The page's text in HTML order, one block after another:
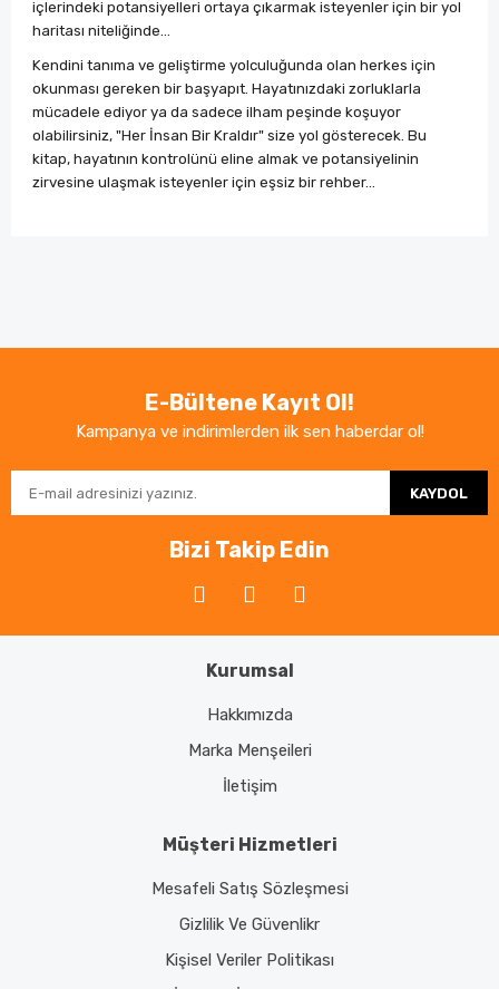
içlerindeki potansiyelleri ortaya çıkarmak isteyenler için bir yol
haritası niteliğinde…
Kendini tanıma ve geliştirme yolculuğunda olan herkes için
okunması gereken bir başyapıt. Hayatınızdaki zorluklarla
mücadele ediyor ya da sadece ilham peşinde koşuyor
olabilirsiniz, "Her İnsan Bir Kraldır" size yol gösterecek. Bu
kitap, hayatının kontrolünü eline almak ve potansiyelinin
zirvesine ulaşmak isteyenler için eşsiz bir rehber...
Ürün resmi kalitesiz, bozuk veya görüntülenemiyor.
Ürün açıklamasında eksik bilgiler bulunuyor.
Ürün fiyatı diğer sitelerden daha pahalı.
E-Bültene Kayıt Ol!
Kampanya ve indirimlerden ilk sen haberdar ol!
KAYDOL
Bizi Takip Edin
Kurumsal
Hakkımızda
Marka Menşeileri
İletişim
Müşteri Hizmetleri
Mesafeli Satış Sözleşmesi
Gizlilik Ve Güvenlikr
Kişisel Veriler Politikası